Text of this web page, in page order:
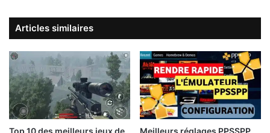
Articles similaires